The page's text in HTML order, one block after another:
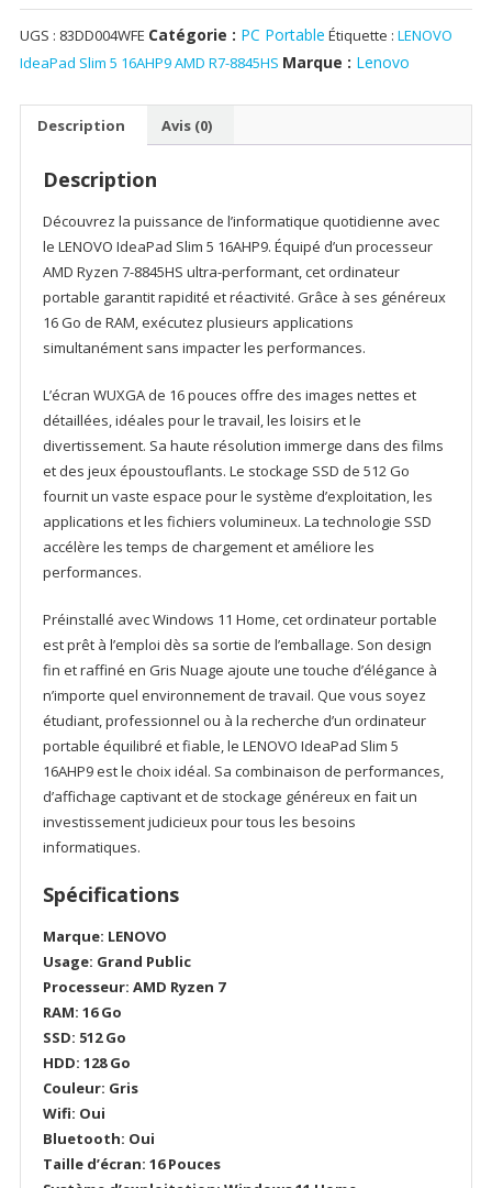
LENOVO
IdeaPad
Slim
16AHP9
AMD
8845HS
WUXGA
W11H
CLOUD_GREY
24M
UGS : 83DD004WFE Catégorie : PC Portable Étiquette : LENOVO
IdeaPad Slim 5 16AHP9 AMD R7-8845HS Marque : Lenovo
Description Avis (0)
Description
Découvrez la puissance de l’informatique quotidienne avec
le LENOVO IdeaPad Slim 5 16AHP9. Équipé d’un processeur
AMD Ryzen 7-8845HS ultra-performant, cet ordinateur
portable garantit rapidité et réactivité. Grâce à ses généreux
16 Go de RAM, exécutez plusieurs applications
simultanément sans impacter les performances.
L’écran WUXGA de 16 pouces offre des images nettes et
détaillées, idéales pour le travail, les loisirs et le
divertissement. Sa haute résolution immerge dans des films
et des jeux époustouflants. Le stockage SSD de 512 Go
fournit un vaste espace pour le système d’exploitation, les
applications et les fichiers volumineux. La technologie SSD
accélère les temps de chargement et améliore les
performances.
Préinstallé avec Windows 11 Home, cet ordinateur portable
est prêt à l’emploi dès sa sortie de l’emballage. Son design
fin et raffiné en Gris Nuage ajoute une touche d’élégance à
n’importe quel environnement de travail. Que vous soyez
étudiant, professionnel ou à la recherche d’un ordinateur
portable équilibré et fiable, le LENOVO IdeaPad Slim 5
16AHP9 est le choix idéal. Sa combinaison de performances,
d’affichage captivant et de stockage généreux en fait un
investissement judicieux pour tous les besoins
informatiques.
Spécifications
Marque: LENOVO
Usage: Grand Public
Processeur: AMD Ryzen 7
RAM: 16 Go
SSD: 512 Go
HDD: 128 Go
Couleur: Gris
Wifi: Oui
Bluetooth: Oui
Taille d’écran: 16 Pouces